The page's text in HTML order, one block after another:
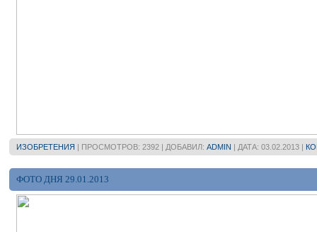
ИЗОБРЕТЕНИЯ | ПРОСМОТРОВ: 2392 | ДОБАВИЛ: ADMIN | ДАТА: 03.02.2013 |
ФОТО ДНЯ 29.01.2013